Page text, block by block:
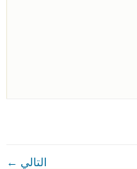
← التالي